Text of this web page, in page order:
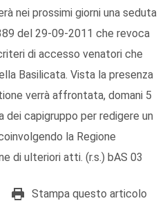
nei prossimi giorni una seduta
del 29-09-2011 che revoca
di accesso venatori che
Basilicata. Vista la presenza
verrà affrontata, domani 5
capigruppo per redigere un
la Regione
di ulteriori atti. (r.s.) bAS 03
Stampa questo articolo